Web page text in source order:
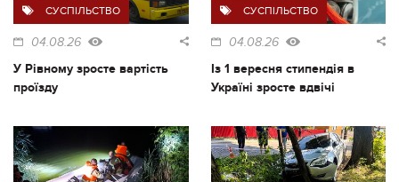
СУСПІЛЬСТВО
04.08.26
У Рівному зросте вартість
проїзду
СУСПІЛЬСТВО
04.08.26
Із 1 вересня стипендія в
Україні зросте вдвічі